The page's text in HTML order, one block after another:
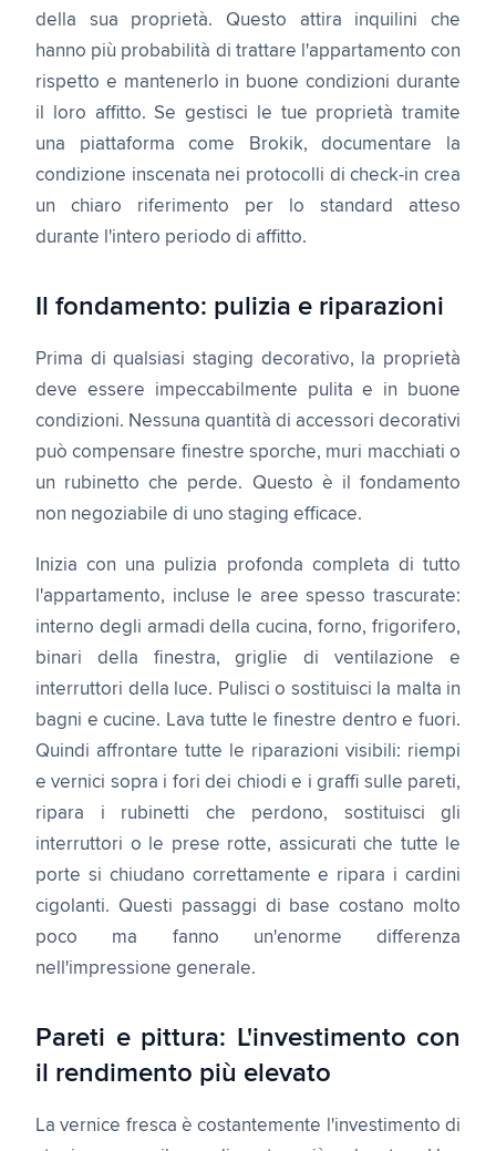
della sua proprietà. Questo attira inquilini che
hanno più probabilità di trattare l'appartamento con
rispetto e mantenerlo in buone condizioni durante
il loro affitto. Se gestisci le tue proprietà tramite
una piattaforma come Brokik, documentare la
condizione inscenata nei protocolli di check-in crea
un chiaro riferimento per lo standard atteso
durante l'intero periodo di affitto.
Il fondamento: pulizia e riparazioni
Prima di qualsiasi staging decorativo, la proprietà
deve essere impeccabilmente pulita e in buone
condizioni. Nessuna quantità di accessori decorativi
può compensare finestre sporche, muri macchiati o
un rubinetto che perde. Questo è il fondamento
non negoziabile di uno staging efficace.
Inizia con una pulizia profonda completa di tutto
l'appartamento, incluse le aree spesso trascurate:
interno degli armadi della cucina, forno, frigorifero,
binari della finestra, griglie di ventilazione e
interruttori della luce. Pulisci o sostituisci la malta in
bagni e cucine. Lava tutte le finestre dentro e fuori.
Quindi affrontare tutte le riparazioni visibili: riempi
e vernici sopra i fori dei chiodi e i graffi sulle pareti,
ripara i rubinetti che perdono, sostituisci gli
interruttori o le prese rotte, assicurati che tutte le
porte si chiudano correttamente e ripara i cardini
cigolanti. Questi passaggi di base costano molto
poco ma fanno un'enorme differenza
nell'impressione generale.
Pareti e pittura: L'investimento con
il rendimento più elevato
La vernice fresca è costantemente l'investimento di